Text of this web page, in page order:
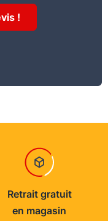
!
Retrait gratuit
en magasin